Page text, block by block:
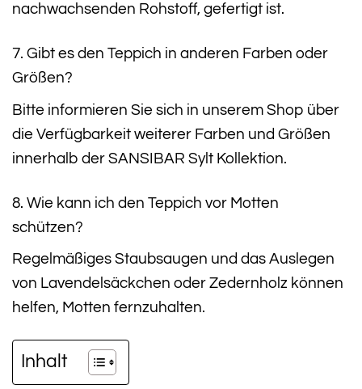
nachwachsenden Rohstoff, gefertigt ist.
7. Gibt es den Teppich in anderen Farben oder
Größen?
Bitte informieren Sie sich in unserem Shop über
die Verfügbarkeit weiterer Farben und Größen
innerhalb der SANSIBAR Sylt Kollektion.
8. Wie kann ich den Teppich vor Motten
schützen?
Regelmäßiges Staubsaugen und das Auslegen
von Lavendelsäckchen oder Zedernholz können
helfen, Motten fernzuhalten.
Inhalt